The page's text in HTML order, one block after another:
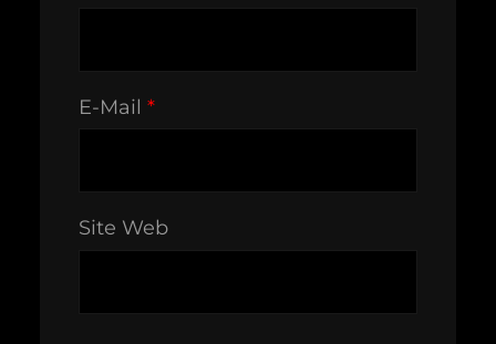
E-Mail *
Site Web